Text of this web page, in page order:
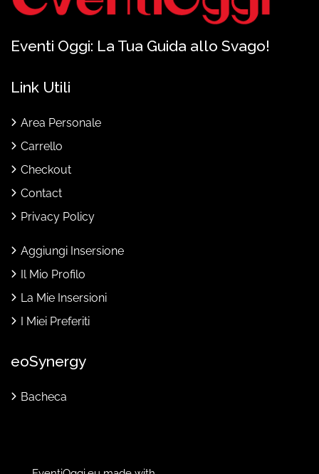
Eventi Oggi: La Tua Guida allo Svago!
Link Utili
Area Personale
Carrello
Checkout
Contact
Privacy Policy
Aggiungi Insersione
Il Mio Profilo
La Mie Insersioni
I Miei Preferiti
eoSynergy
Bacheca